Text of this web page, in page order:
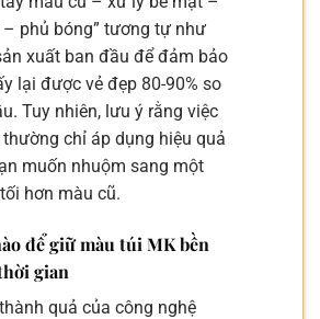
phủ bóng” tương tự như
xuất ban đầu để đảm bảo
lại được vẻ đẹp 80-90% so
Tuy nhiên, lưu ý rằng việc
chỉ áp dụng hiệu quả
muốn nhuộm sang một
hơn màu cũ.
để giữ màu túi MK bền
gian
quả của công nghệ